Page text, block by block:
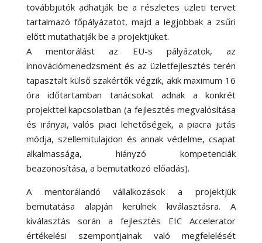
továbbjutók adhatják be a részletes üzleti tervet
tartalmazó főpályázatot, majd a legjobbak a zsűri
előtt mutathatják be a projektjüket.
A mentorálást az EU-s pályázatok, az
innovációmenedzsment és az üzletfejlesztés terén
tapasztalt külső szakértők végzik, akik maximum 16
óra időtartamban tanácsokat adnak a konkrét
projekttel kapcsolatban (a fejlesztés megvalósítása
és irányai, valós piaci lehetőségek, a piacra jutás
módja, szellemitulajdon és annak védelme, csapat
alkalmassága, hiányzó kompetenciák
beazonosítása, a bemutatkozó előadás).
A mentorálandó vállalkozások a projektjük
bemutatása alapján kerülnek kiválasztásra. A
kiválasztás során a fejlesztés EIC Accelerator
értékelési szempontjainak való megfelelését